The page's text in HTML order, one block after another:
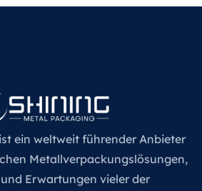
ein weltweit führender Anbieter
Metallverpackungslösungen,
Erwartungen vieler der